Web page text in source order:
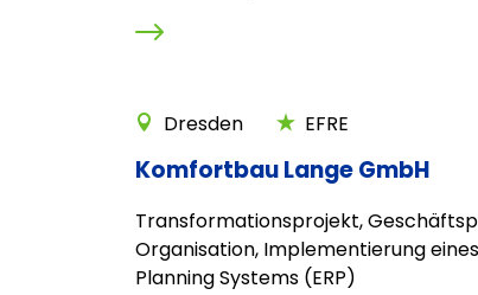
Dresden EFRE
Komfortbau Lange GmbH
Transformationsprojekt,
Organisation, Implementierung
Planning Systems (ERP)